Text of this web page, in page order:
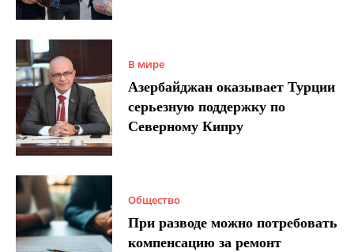
В мире
Азербайджан оказывает Турции
серьезную поддержку по
Северному Кипру
Общество
При разводе можно потребовать
компенсацию за ремонт